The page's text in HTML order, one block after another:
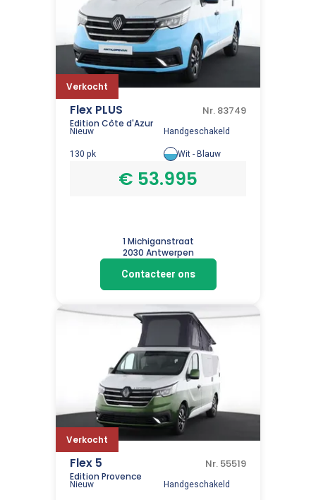
Verkocht
Flex PLUS Nr. 83749
Edition Côte d'Azur
Nieuw
Handgeschakeld
130 pk
Wit - Blauw
€ 53.995
1 Michiganstraat
2030 Antwerpen
Contacteer ons
Verkocht
Flex 5 Nr. 55519
Edition Provence
Nieuw
Handgeschakeld